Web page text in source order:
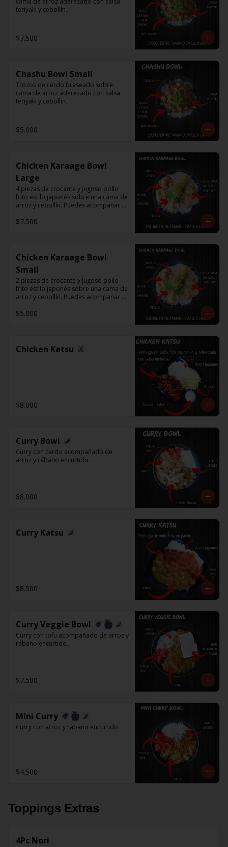
teriyaki y cebollín.
$7.500
Chashu Bowl Small
Trozos de cerdo braseado sobre
cama de arroz aderezado con salsa
teriyaki y cebollín.
$5.000
Chicken Karaage Bowl
Large
4 piezas de crocante y jugoso pollo
frito estilo japonés sobre una cama de
arroz y cebollín. Puedes acompañar
$7.500
Chicken Karaage Bowl
Small
2 piezas de crocante y jugoso pollo
frito estilo japonés sobre una cama de
arroz y cebollín. Puedes acompañar
$5.000
Chicken Katsu
$8.000
Curry Bowl
Curry con cerdo acompañado de
arroz y rábano encurtido.
$8.000
Curry Katsu
$8.500
Curry Veggie Bowl
Curry con tofu acompañado de arroz y
rábano encurtido.
$7.500
Mini Curry
Curry con arroz y rábano encurtido.
$4.500
Toppings Extras
4Pc Nori